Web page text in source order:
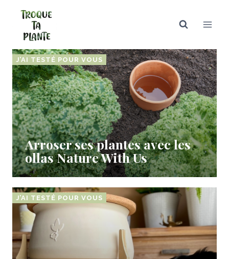
contenu
J’AI TESTÉ POUR VOUS
Arroser ses plantes avec les
ollas Nature With Us
J’AI TESTÉ POUR VOUS